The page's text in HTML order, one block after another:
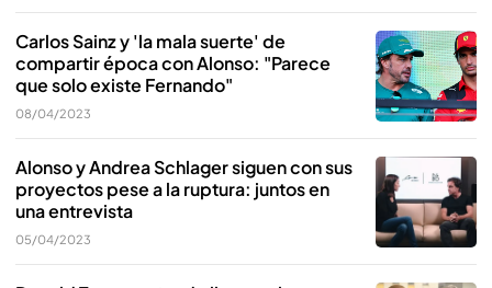
Carlos Sainz y 'la mala suerte' de
compartir época con Alonso: "Parece
que solo existe Fernando"
08/04/2023
Alonso y Andrea Schlager siguen con sus
proyectos pese a la ruptura: juntos en
una entrevista
05/04/2023